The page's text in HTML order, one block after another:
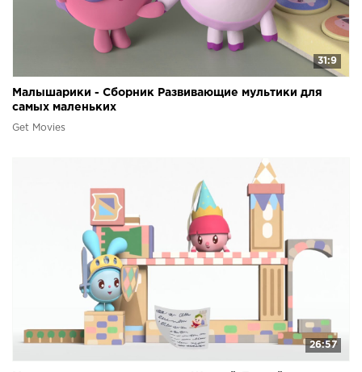
31:9
Малышарики - Сборник Развивающие мультики для
самых маленьких
Get Movies
26:57